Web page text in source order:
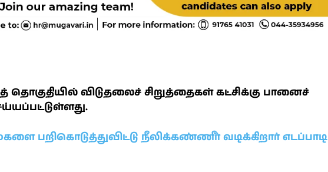
விடுதலைச் சிறுத்தைகள் கட்சிக்கு பானைச்
பறிகொடுத்துவிட்டு நீலிக்கண்ணீர் வடிக்கிறார் எடப்பாடி